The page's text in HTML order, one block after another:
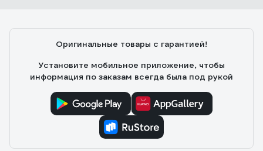
Оригинальные товары с гарантией!
Установите мобильное приложение, чтобы
информация по заказам всегда была под рукой